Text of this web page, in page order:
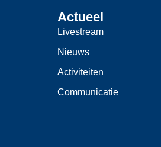
Actueel
Livestream
Nieuws
Activiteiten
Communicatie